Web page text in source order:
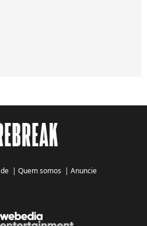
| Quem somos | Anuncie